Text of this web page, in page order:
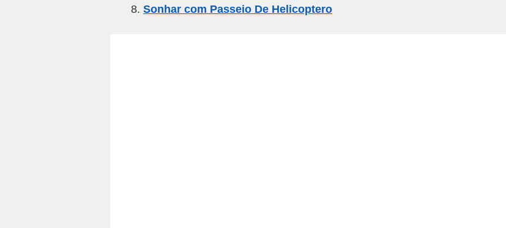
Sonhar com Passeio De Helicoptero